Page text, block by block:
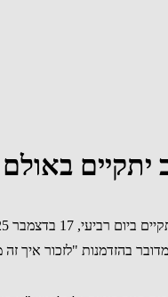
באולם צוקר
17 בדצמבר 2025.
בהזדמנות "לזכור איך